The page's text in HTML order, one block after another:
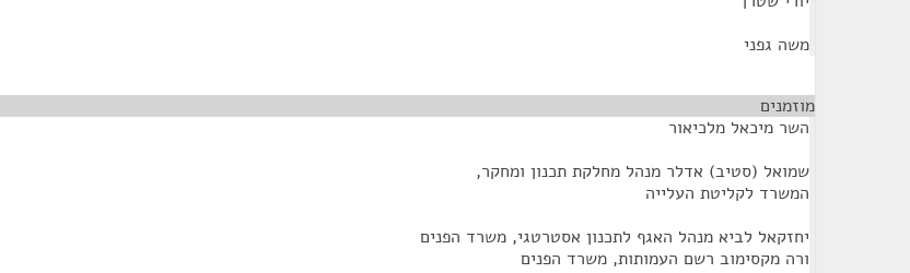
משה גפני
מוזמנים
השר מיכאל מלכיאור
שמואל (סטיב) אדלר מנהל מחלקת תכנון ומחקר,
המשרד לקליטת העלייה
יחזקאל לביא מנהל האגף לתכנון אסטרטגי, משרד הפנים
ורה מקסימוב רשם העמותות, משרד הפנים